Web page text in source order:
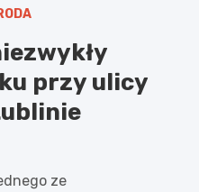
przy ulicy
ze